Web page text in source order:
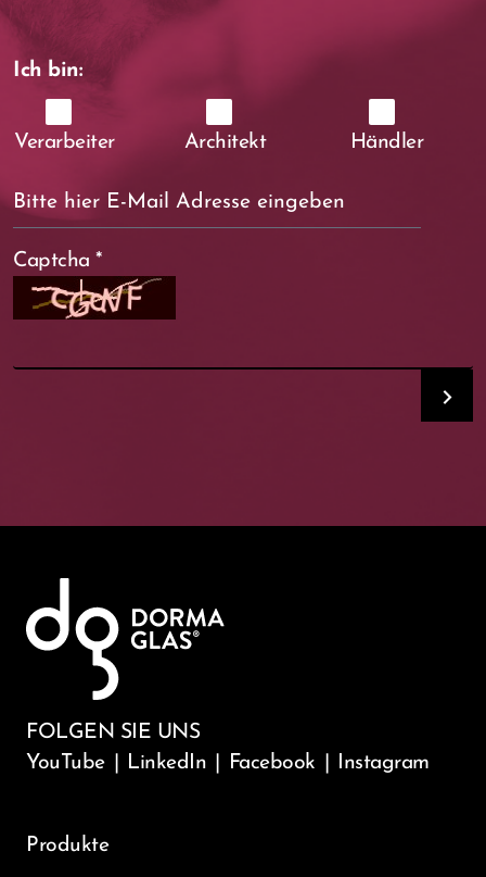
Ich bin:
Verarbeiter Architekt Händler
Captcha *
FOLGEN SIE UNS
YouTube
LinkedIn Facebook Instagram
Produkte